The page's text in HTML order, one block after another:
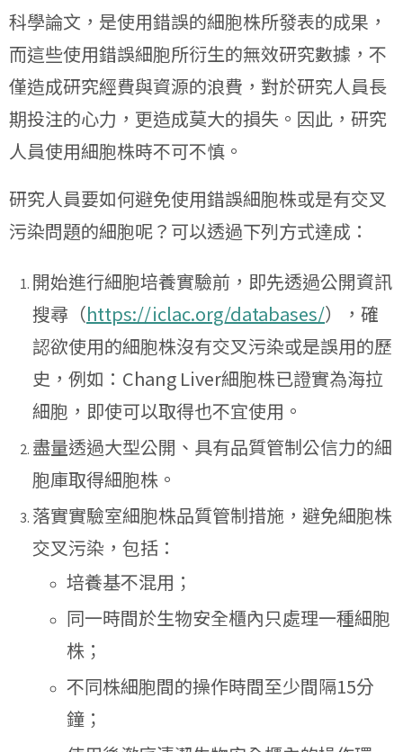
科學論文，是使用錯誤的細胞株所發表的成果，
而這些使用錯誤細胞所衍生的無效研究數據，不
僅造成研究經費與資源的浪費，對於研究人員長
期投注的心力，更造成莫大的損失。因此，研究
人員使用細胞株時不可不慎。
研究人員要如何避免使用錯誤細胞株或是有交叉
污染問題的細胞呢？可以透過下列方式達成：
開始進行細胞培養實驗前，即先透過公開資訊
搜尋（https://iclac.org/databases/），確
認欲使用的細胞株沒有交叉污染或是誤用的歷
史，例如：Chang Liver細胞株已證實為海拉
細胞，即使可以取得也不宜使用。
盡量透過大型公開、具有品質管制公信力的細
胞庫取得細胞株。
落實實驗室細胞株品質管制措施，避免細胞株
交叉污染，包括：
培養基不混用；
同一時間於生物安全櫃內只處理一種細胞
株；
不同株細胞間的操作時間至少間隔15分
鐘；